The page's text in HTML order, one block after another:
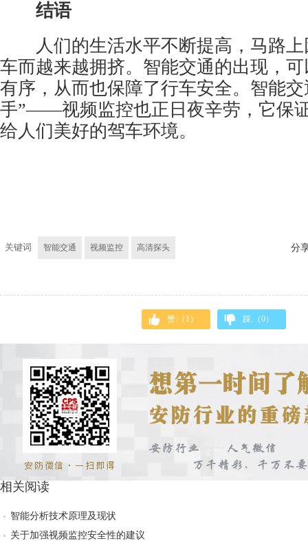
结语
人们的生活水平不断提高，马路上
车而越来越拥挤。智能交通的出现，
有序，从而也保障了行车安全。智能交
手”——视频监控也正日夜辛劳，它保
给人们美好的驾车环境。
关键词 智能交通 视频监控 高清探头 分
赞:（ 1 ） 踩:（0）
相关阅读
智能分析技术原理及现状
关于加强视频监控安全性的建议